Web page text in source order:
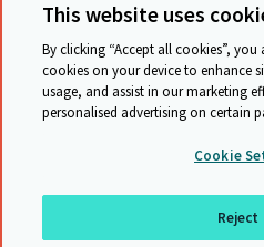
© Cambridge University
Termini e condizioni
Accessibility statement
Safeguarding policy
This website uses
By clicking “Accept all cookies”,
cookies on your device to enhance
usage, and assist in our marketing
personalised advertising on certain
Cookie
Reject